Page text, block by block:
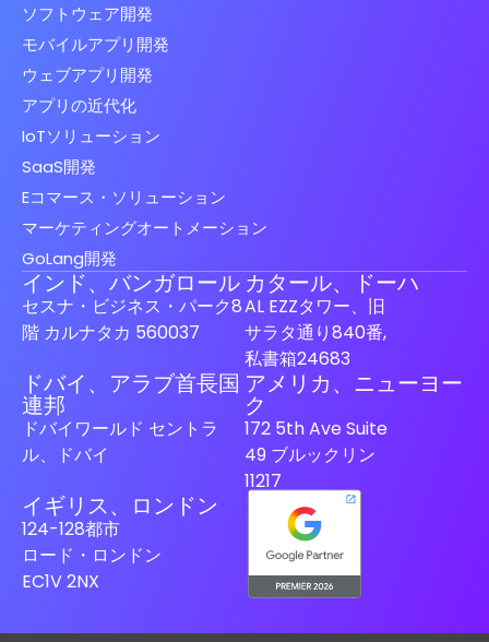
ソフトウェア開発
モバイルアプリ開発
ウェブアプリ開発
アプリの近代化
IoTソリューション
SaaS開発
Eコマース・ソリューション
マーケティングオートメーション
GoLang開発
インド、バンガロール
セスナ・ビジネス・パーク8
階 カルナタカ 560037
カタール、ドーハ
AL EZZタワー、旧
サラタ通り840番,
私書箱24683
ドバイ、アラブ首長国
連邦
ドバイワールド セントラ
ル、ドバイ
アメリカ、ニューヨー
ク
172 5th Ave Suite
49 ブルックリン
11217
イギリス、ロンドン
124-128都市
ロード・ロンドン
EC1V 2NXFrench
German
Dutch
Finnish
Spanish (Spain)